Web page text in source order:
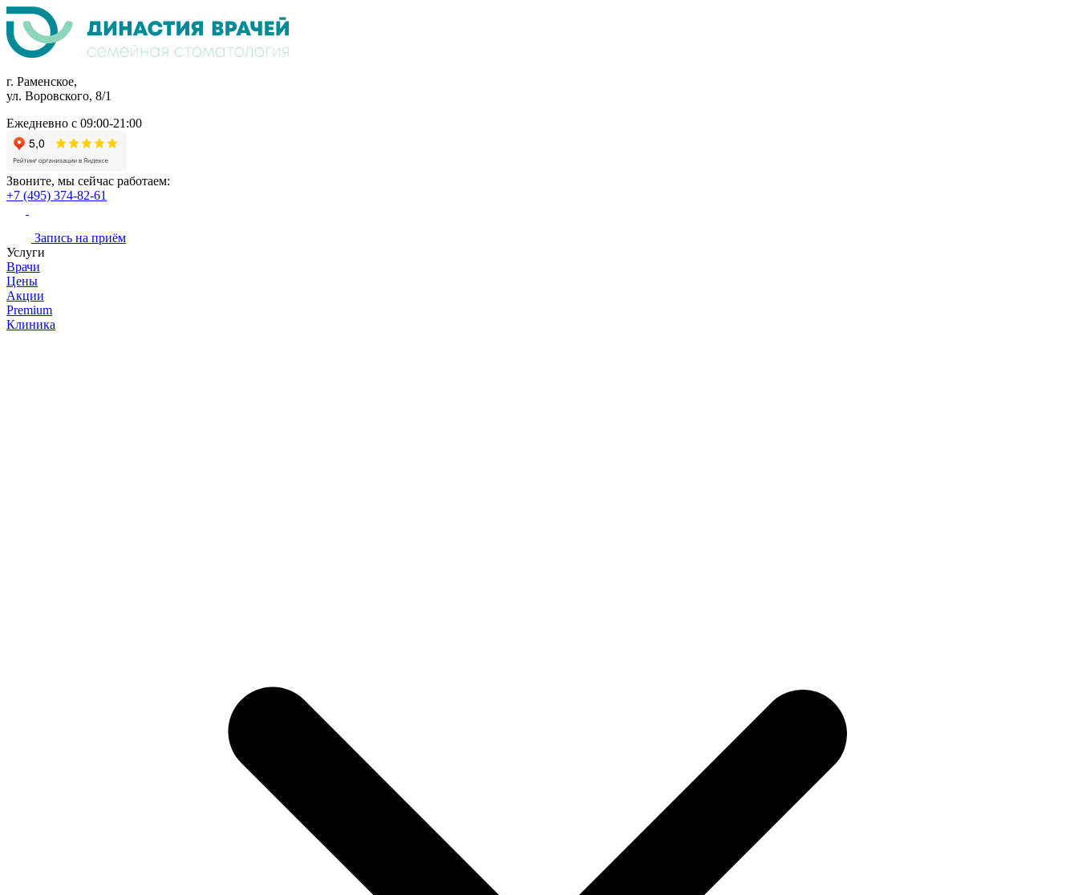
г. Раменское,
ул. Воровского, 8/1
Ежедневно с 09:00-21:00
Звоните, мы сейчас работаем:
+7 (495) 374-82-61
Запись на приём
Услуги
Врачи
Цены
Акции
Premium
Клиника